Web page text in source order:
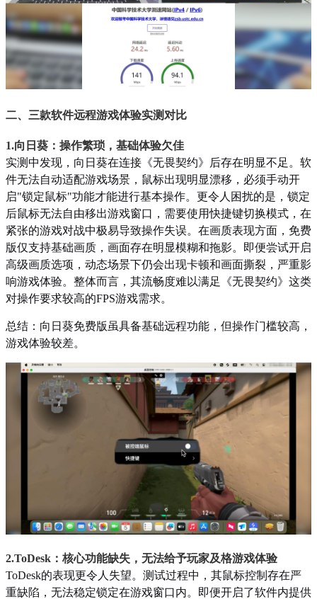
二、三款软件远程游戏体验实测对比
1.向日葵：操作繁琐，基础体验欠佳
实测中发现，向日葵在连接《无畏契约》后存在明显不足。软
件无法自动适配游戏场景，鼠标出现明显漂移，必须手动开
启"锁定鼠标"功能才能进行基本操作。更令人困扰的是，锁定
后鼠标无法自由移出游戏窗口，需要使用快捷键切换模式，在
紧张的游戏对战中极易导致操作失误。在画质表现方面，免费
版仅支持基础画质，画面存在明显模糊和拖影。即便尝试开启
高级画质选项，动态场景下仍会出现卡顿和画面撕裂，严重影
响游戏体验。整体而言，其流畅度难以满足《无畏契约》这类
对操作要求较高的FPS游戏需求。
总结：向日葵免费版虽具备基础远程功能，但操作门槛较高，
游戏体验较差。
2.ToDesk：核心功能缺失，无法给予玩家及格游戏体验
ToDesk的表现更令人失望。测试过程中，其鼠标控制存在严
重缺陷，无法稳定锁定在游戏窗口内。即便开启了软件内提供